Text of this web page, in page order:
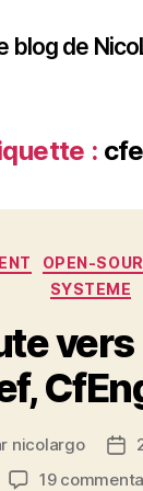
blog de
:
OPEN-
SYSTEME
nicolargo
de
19